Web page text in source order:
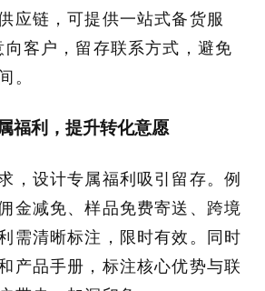
应链，可提供一站式备货服
向客户，留存联系方式，避免
。
福利，提升转化意愿
，设计专属福利吸引留存。例
金减免、样品免费寄送、跨境
需清晰标注，限时有效。同时
产品手册，标注核心优势与联